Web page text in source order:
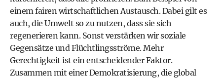
einem fairen wirtschaftlichen Austausch. Dabei gilt es
auch, die Umwelt so zu nutzen, dass sie sich
regenerieren kann. Sonst verstärken wir soziale
Gegensätze und Flüchtlingsströme. Mehr
Gerechtigkeit ist ein entscheidender Faktor.
Zusammen mit einer Demokratisierung, die global